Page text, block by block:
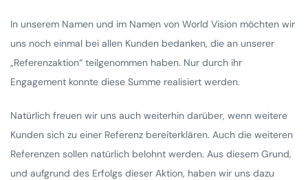
In unserem Namen und im Namen von World Vision möchten wir
uns noch einmal bei allen Kunden bedanken, die an unserer
„Referenzaktion“ teilgenommen haben. Nur durch ihr
Engagement konnte diese Summe realisiert werden.
Natürlich freuen wir uns auch weiterhin darüber, wenn weitere
Kunden sich zu einer Referenz bereiterklären. Auch die weiteren
Referenzen sollen natürlich belohnt werden. Aus diesem Grund,
und aufgrund des Erfolgs dieser Aktion, haben wir uns dazu